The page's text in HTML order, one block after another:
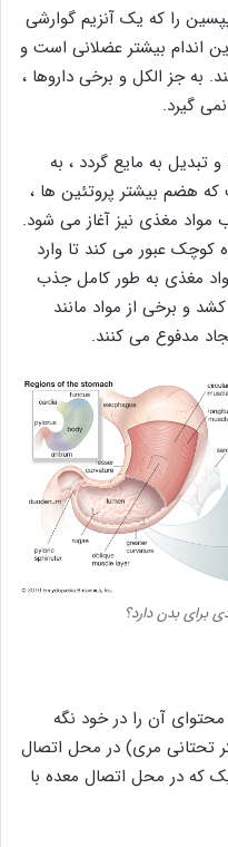
را که یک آنزیم گوارشی
اندام بیشتر عضلانی است و
به جز الکل و برخی داروها ،
گیرد.
به مایع گردد ، به
هضم بیشتر پروتئین ها ،
مواد مغذی نیز آغاز می شود.
کوچک عبور می کند تا وارد
مغذی به طور کامل جذب
و برخی از مواد مانند
مدفوع می کنند.
بدن دارد؟
محتوای آن را در خود نگه
تحتانی مری) در محل اتصال
که در محل اتصال معده با